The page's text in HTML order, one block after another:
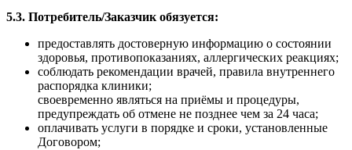
5.3. Потребитель/Заказчик обязуется:
предоставлять достоверную информацию о состоянии
здоровья, противопоказаниях, аллергических реакциях;
соблюдать рекомендации врачей, правила внутреннего
распорядка клиники;
своевременно являться на приёмы и процедуры,
предупреждать об отмене не позднее чем за 24 часа;
оплачивать услуги в порядке и сроки, установленные
Договором;